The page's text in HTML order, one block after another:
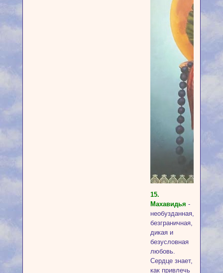
15.
Махавидья -
необузданная,
безграничная,
дикая и
безусловная
любовь.
Сердце знает,
как привлечь